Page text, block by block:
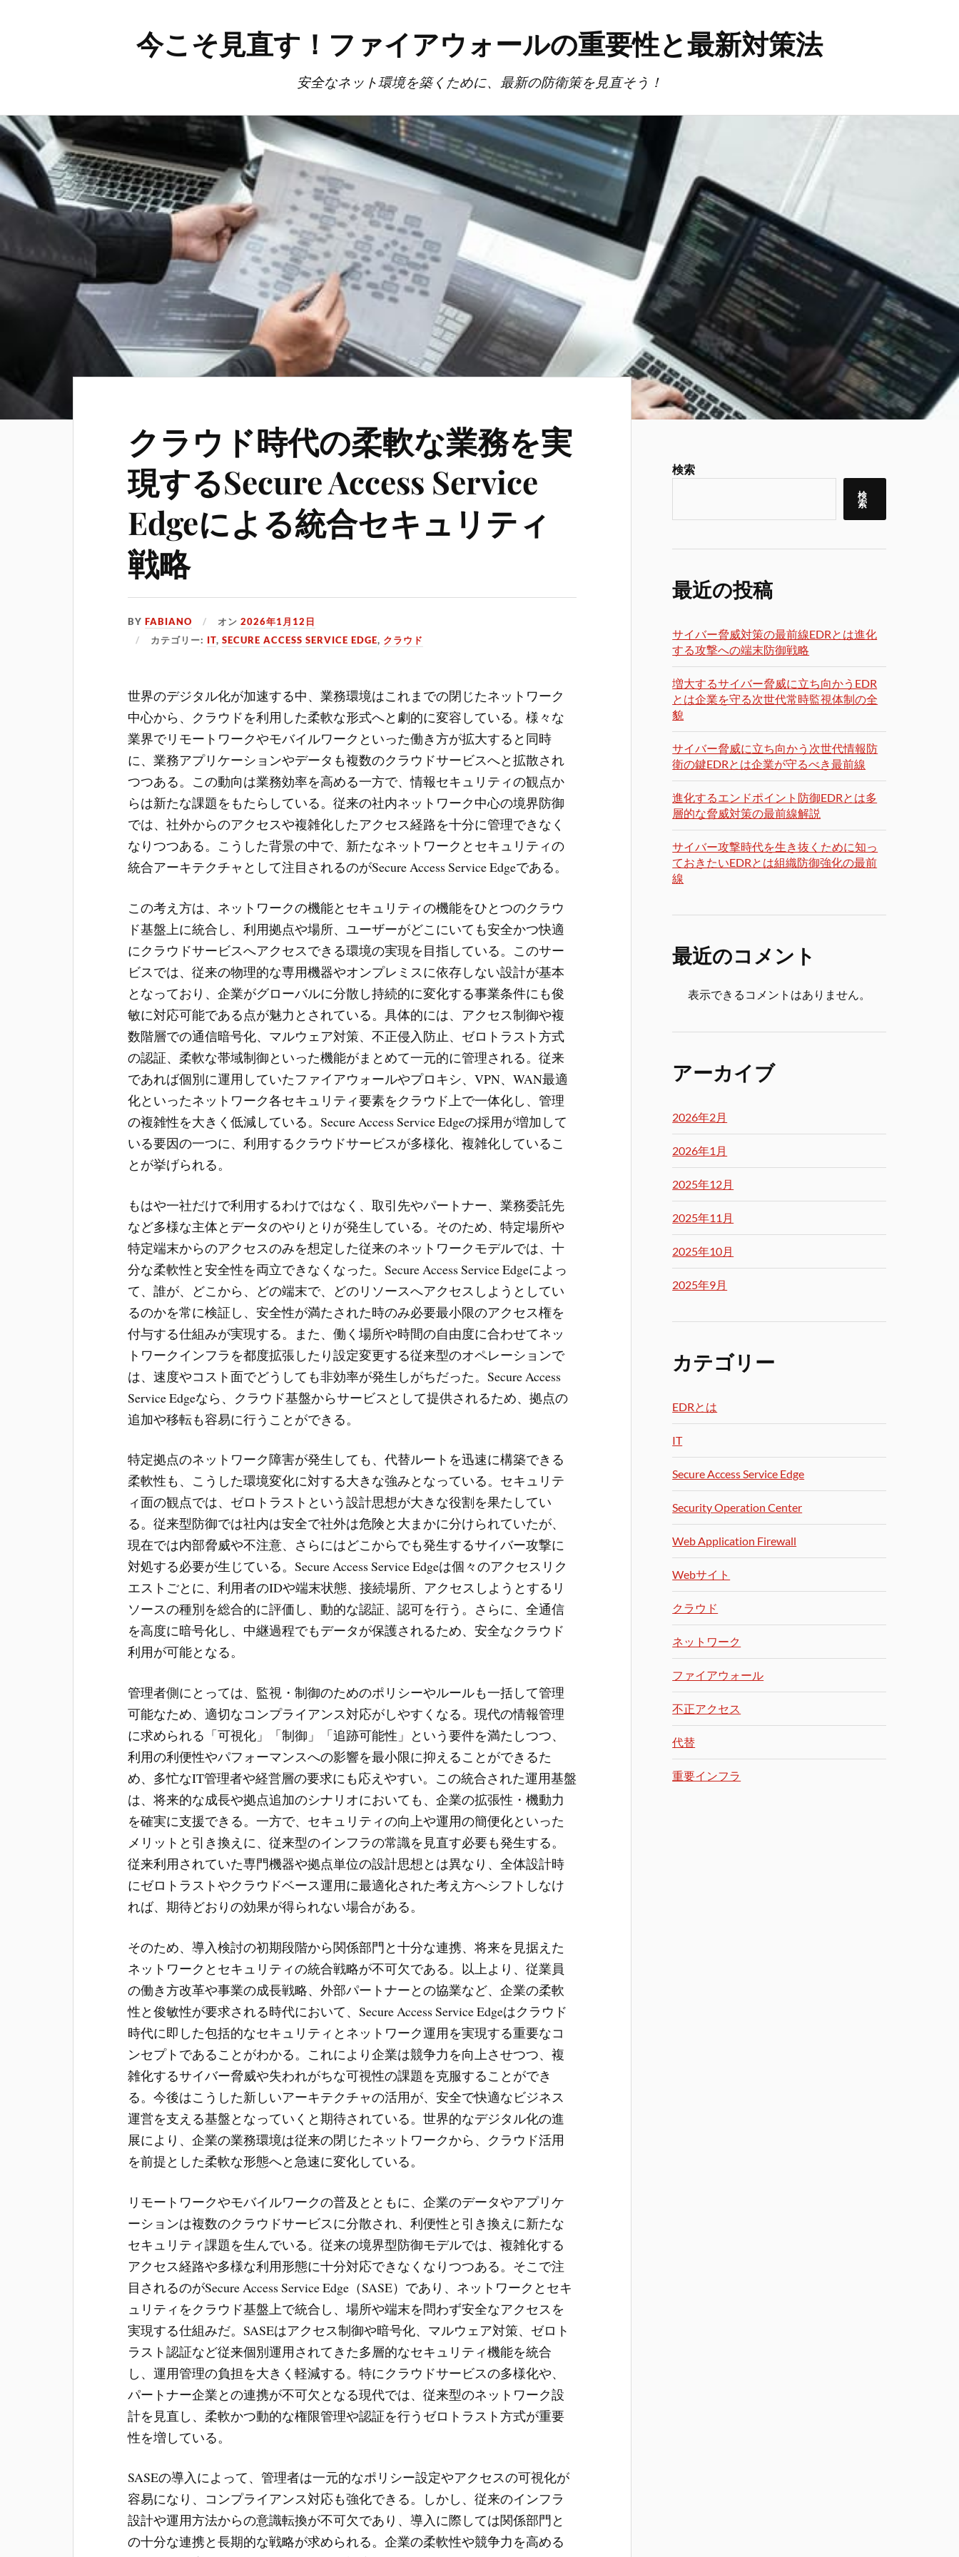
今こそ見直す！ファイアウォールの重要性と最新対策法
安全なネット環境を築くために、最新の防衛策を見直そう！
クラウド時代の柔軟な業務を実
現するSecure Access Service
Edgeによる統合セキュリティ
戦略
BYFABIANO オン2026年1月12日
カテゴリー: IT,SECURE ACCESS SERVICE EDGE, クラウド
世界のデジタル化が加速する中、業務環境はこれまでの閉じたネットワーク
中心から、クラウドを利用した柔軟な形式へと劇的に変容している。様々な
業界でリモートワークやモバイルワークといった働き方が拡大すると同時
に、業務アプリケーションやデータも複数のクラウドサービスへと拡散され
つつある。この動向は業務効率を高める一方で、情報セキュリティの観点か
らは新たな課題をもたらしている。従来の社内ネットワーク中心の境界防御
では、社外からのアクセスや複雑化したアクセス経路を十分に管理できなく
なりつつある。こうした背景の中で、新たなネットワークとセキュリティの
統合アーキテクチャとして注目されるのがSecure Access Service Edgeである。
この考え方は、ネットワークの機能とセキュリティの機能をひとつのクラウ
ド基盤上に統合し、利用拠点や場所、ユーザーがどこにいても安全かつ快適
にクラウドサービスへアクセスできる環境の実現を目指している。このサー
ビスでは、従来の物理的な専用機器やオンプレミスに依存しない設計が基本
となっており、企業がグローバルに分散し持続的に変化する事業条件にも俊
敏に対応可能である点が魅力とされている。具体的には、アクセス制御や複
数階層での通信暗号化、マルウェア対策、不正侵入防止、ゼロトラスト方式
の認証、柔軟な帯域制御といった機能がまとめて一元的に管理される。従来
であれば個別に運用していたファイアウォールやプロキシ、VPN、WAN最適
化といったネットワーク各セキュリティ要素をクラウド上で一体化し、管理
の複雑性を大きく低減している。Secure Access Service Edgeの採用が増加して
いる要因の一つに、利用するクラウドサービスが多様化、複雑化しているこ
とが挙げられる。
もはや一社だけで利用するわけではなく、取引先やパートナー、業務委託先
など多様な主体とデータのやりとりが発生している。そのため、特定場所や
特定端末からのアクセスのみを想定した従来のネットワークモデルでは、十
分な柔軟性と安全性を両立できなくなった。Secure Access Service Edgeによっ
て、誰が、どこから、どの端末で、どのリソースへアクセスしようとしてい
るのかを常に検証し、安全性が満たされた時のみ必要最小限のアクセス権を
付与する仕組みが実現する。また、働く場所や時間の自由度に合わせてネッ
トワークインフラを都度拡張したり設定変更する従来型のオペレーションで
は、速度やコスト面でどうしても非効率が発生しがちだった。Secure Access
Service Edgeなら、クラウド基盤からサービスとして提供されるため、拠点の
追加や移転も容易に行うことができる。
特定拠点のネットワーク障害が発生しても、代替ルートを迅速に構築できる
柔軟性も、こうした環境変化に対する大きな強みとなっている。セキュリテ
ィ面の観点では、ゼロトラストという設計思想が大きな役割を果たしてい
る。従来型防御では社内は安全で社外は危険と大まかに分けられていたが、
現在では内部脅威や不注意、さらにはどこからでも発生するサイバー攻撃に
対処する必要が生じている。Secure Access Service Edgeは個々のアクセスリク
エストごとに、利用者のIDや端末状態、接続場所、アクセスしようとするリ
ソースの種別を総合的に評価し、動的な認証、認可を行う。さらに、全通信
を高度に暗号化し、中継過程でもデータが保護されるため、安全なクラウド
利用が可能となる。
管理者側にとっては、監視・制御のためのポリシーやルールも一括して管理
可能なため、適切なコンプライアンス対応がしやすくなる。現代の情報管理
に求められる「可視化」「制御」「追跡可能性」という要件を満たしつつ、
利用の利便性やパフォーマンスへの影響を最小限に抑えることができるた
め、多忙なIT管理者や経営層の要求にも応えやすい。この統合された運用基盤
は、将来的な成長や拠点追加のシナリオにおいても、企業の拡張性・機動力
を確実に支援できる。一方で、セキュリティの向上や運用の簡便化といった
メリットと引き換えに、従来型のインフラの常識を見直す必要も発生する。
従来利用されていた専門機器や拠点単位の設計思想とは異なり、全体設計時
にゼロトラストやクラウドベース運用に最適化された考え方へシフトしなけ
れば、期待どおりの効果が得られない場合がある。
そのため、導入検討の初期段階から関係部門と十分な連携、将来を見据えた
ネットワークとセキュリティの統合戦略が不可欠である。以上より、従業員
の働き方改革や事業の成長戦略、外部パートナーとの協業など、企業の柔軟
性と俊敏性が要求される時代において、Secure Access Service Edgeはクラウド
時代に即した包括的なセキュリティとネットワーク運用を実現する重要なコ
ンセプトであることがわかる。これにより企業は競争力を向上させつつ、複
雑化するサイバー脅威や失われがちな可視性の課題を克服することができ
る。今後はこうした新しいアーキテクチャの活用が、安全で快適なビジネス
運営を支える基盤となっていくと期待されている。世界的なデジタル化の進
展により、企業の業務環境は従来の閉じたネットワークから、クラウド活用
を前提とした柔軟な形態へと急速に変化している。
リモートワークやモバイルワークの普及とともに、企業のデータやアプリケ
ーションは複数のクラウドサービスに分散され、利便性と引き換えに新たな
セキュリティ課題を生んでいる。従来の境界型防御モデルでは、複雑化する
アクセス経路や多様な利用形態に十分対応できなくなりつつある。そこで注
目されるのがSecure Access Service Edge（SASE）であり、ネットワークとセキ
ュリティをクラウド基盤上で統合し、場所や端末を問わず安全なアクセスを
実現する仕組みだ。SASEはアクセス制御や暗号化、マルウェア対策、ゼロト
ラスト認証など従来個別運用されてきた多層的なセキュリティ機能を統合
し、運用管理の負担を大きく軽減する。特にクラウドサービスの多様化や、
パートナー企業との連携が不可欠となる現代では、従来型のネットワーク設
計を見直し、柔軟かつ動的な権限管理や認証を行うゼロトラスト方式が重要
性を増している。
SASEの導入によって、管理者は一元的なポリシー設定やアクセスの可視化が
容易になり、コンプライアンス対応も強化できる。しかし、従来のインフラ
設計や運用方法からの意識転換が不可欠であり、導入に際しては関係部門と
の十分な連携と長期的な戦略が求められる。企業の柔軟性や競争力を高める
検索
検
索
最近の投稿
サイバー脅威対策の最前線EDRとは進化
する攻撃への端末防御戦略
増大するサイバー脅威に立ち向かうEDR
とは企業を守る次世代常時監視体制の全
貌
サイバー脅威に立ち向かう次世代情報防
衛の鍵EDRとは企業が守るべき最前線
進化するエンドポイント防御EDRとは多
層的な脅威対策の最前線解説
サイバー攻撃時代を生き抜くために知っ
ておきたいEDRとは組織防御強化の最前
線
最近のコメント
表示できるコメントはありません。
アーカイブ
2026年2月
2026年1月
2025年12月
2025年11月
2025年10月
2025年9月
カテゴリー
EDRとは
IT
Secure Access Service Edge
Security Operation Center
Web Application Firewall
Webサイト
クラウド
ネットワーク
ファイアウォール
不正アクセス
代替
重要インフラ